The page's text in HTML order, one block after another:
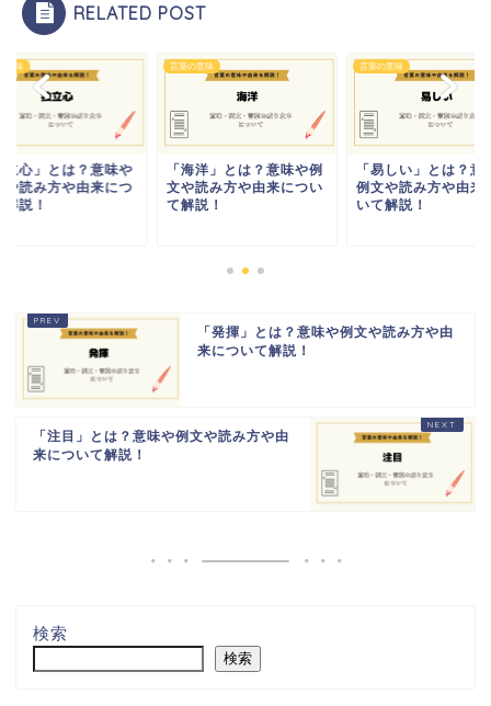
RELATED POST
意味
立心」とは？意味や
や読み方や由来につ
説！
言葉の意味
「海洋」とは？意味や例
文や読み方や由来につい
て解説！
言葉の意味
「易しい」とは？意
例文や読み方や由来
いて解説！
「発揮」とは？意味や例文や読み方や由
来について解説！
「注目」とは？意味や例文や読み方や由
来について解説！
検索
検索